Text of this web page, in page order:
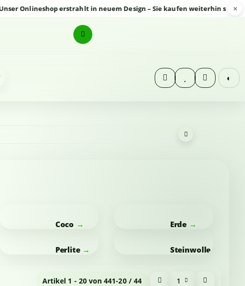
Onlineshop erstrahlt in neuem Design – Sie kaufen weiterhin sicher und
×
◐
Coco Erde
Perlite Steinwolle
Artikel 1 - 20 von 441-20 / 44 1